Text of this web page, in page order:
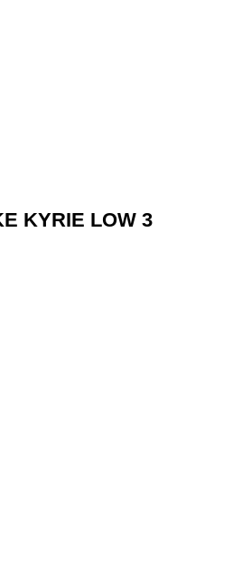
KYRIE LOW 3